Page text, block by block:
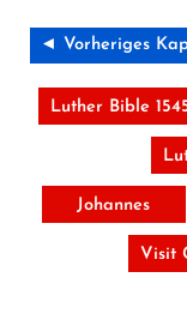
◄ Vorheriges
Luther Bible
Johannes
Visit